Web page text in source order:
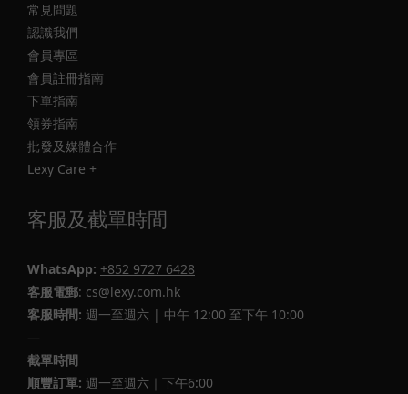
常見問題
認識我們
會員專區
會員註冊指南
下單指南
領券指南
批發及媒體合作
Lexy Care +
客服及截單時間
WhatsApp: +852 9727 6428
客服電郵: cs@lexy.com.hk
客服時間: 週一至週六 | 中午 12:00 至下午 10:00
—
截單時間
順豐訂單: 週一至週六｜下午6:00